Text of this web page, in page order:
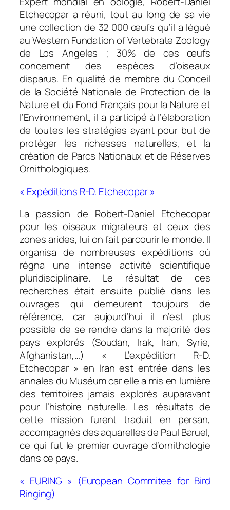
Etchecopar a réuni, tout au long de sa vie
une collection de 32 000 œufs qu’il a légué
au Western Fundation of Vertebrate Zoology
de Los Angeles ; 30% de ces œufs
concernent des espèces d’oiseaux
disparus. En qualité de membre du Conceil
de la Société Nationale de Protection de la
Nature et du Fond Français pour la Nature et
l’Environnement, il a participé à l’élaboration
de toutes les stratégies ayant pour but de
protéger les richesses naturelles, et la
création de Parcs Nationaux et de Réserves
Ornithologiques.
« Expéditions R-D. Etchecopar »
La passion de Robert-Daniel Etchecopar
pour les oiseaux migrateurs et ceux des
zones arides, lui on fait parcourir le monde. Il
organisa de nombreuses expéditions où
régna une intense activité scientifique
pluridisciplinaire. Le résultat de ces
recherches était ensuite publié dans les
ouvrages qui demeurent toujours de
référence, car aujourd’hui il n’est plus
possible de se rendre dans la majorité des
pays explorés (Soudan, Irak, Iran, Syrie,
Afghanistan,…) « L’expédition R-D.
Etchecopar » en Iran est entrée dans les
annales du Muséum car elle a mis en lumière
des territoires jamais explorés auparavant
pour l’histoire naturelle. Les résultats de
cette mission furent traduit en persan,
accompagnés des aquarelles de Paul Baruel,
ce qui fut le premier ouvrage d’ornithologie
dans ce pays.
« EURING » (European Commitee for Bird
Ringing)